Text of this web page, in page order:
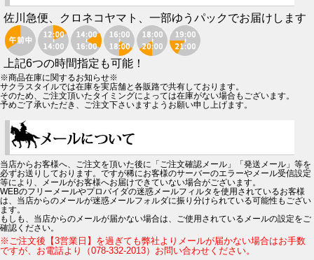
佐川急便、クロネコヤマト、一部ゆうパックでお届けします
上記6つの時間指定も可能！
※商品在庫に関するお知らせ※
サクラスタイルでは在庫を実店舗と各販路で共有しております。
そのため、ご注文頂いたタイミングによっては在庫がない場合もございます。
予めご了承いただき、ご注文下さいますようお願い申し上げます。
当店からお客様へ、ご注文を頂いた後に「ご注文確認メール」「発送メール」等を
必ずお送りしております。ですが稀にお客様のサーバーのエラーやメール受信設定
等により、メールがお客様へお届けできていない場合がございます。
WEBのフリーメールやプロバイダの迷惑メールフィルタを使用されているお客様
は、当店からのメールが迷惑メールフォルダに振り分けられている可能性もござい
ます。
もしも、当店からのメールが届かない場合は、ご使用されているメールの設定をご
確認ください。
※ご注文後【3営業日】を過ぎても弊社よりメールが届かない場合はお手数
ですが、お電話より（078-332-2013）お問い合わせください。